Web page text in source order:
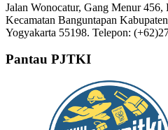
Jalan Wonocatur, Gang Menur
Kecamatan Banguntapan
Yogyakarta 55198. Telepon:
Pantau PJTKI